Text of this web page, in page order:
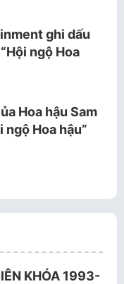
ghi dấu
ngộ Hoa
Hoa hậu Sam
ngộ Hoa hậu”
KHÓA 1993-